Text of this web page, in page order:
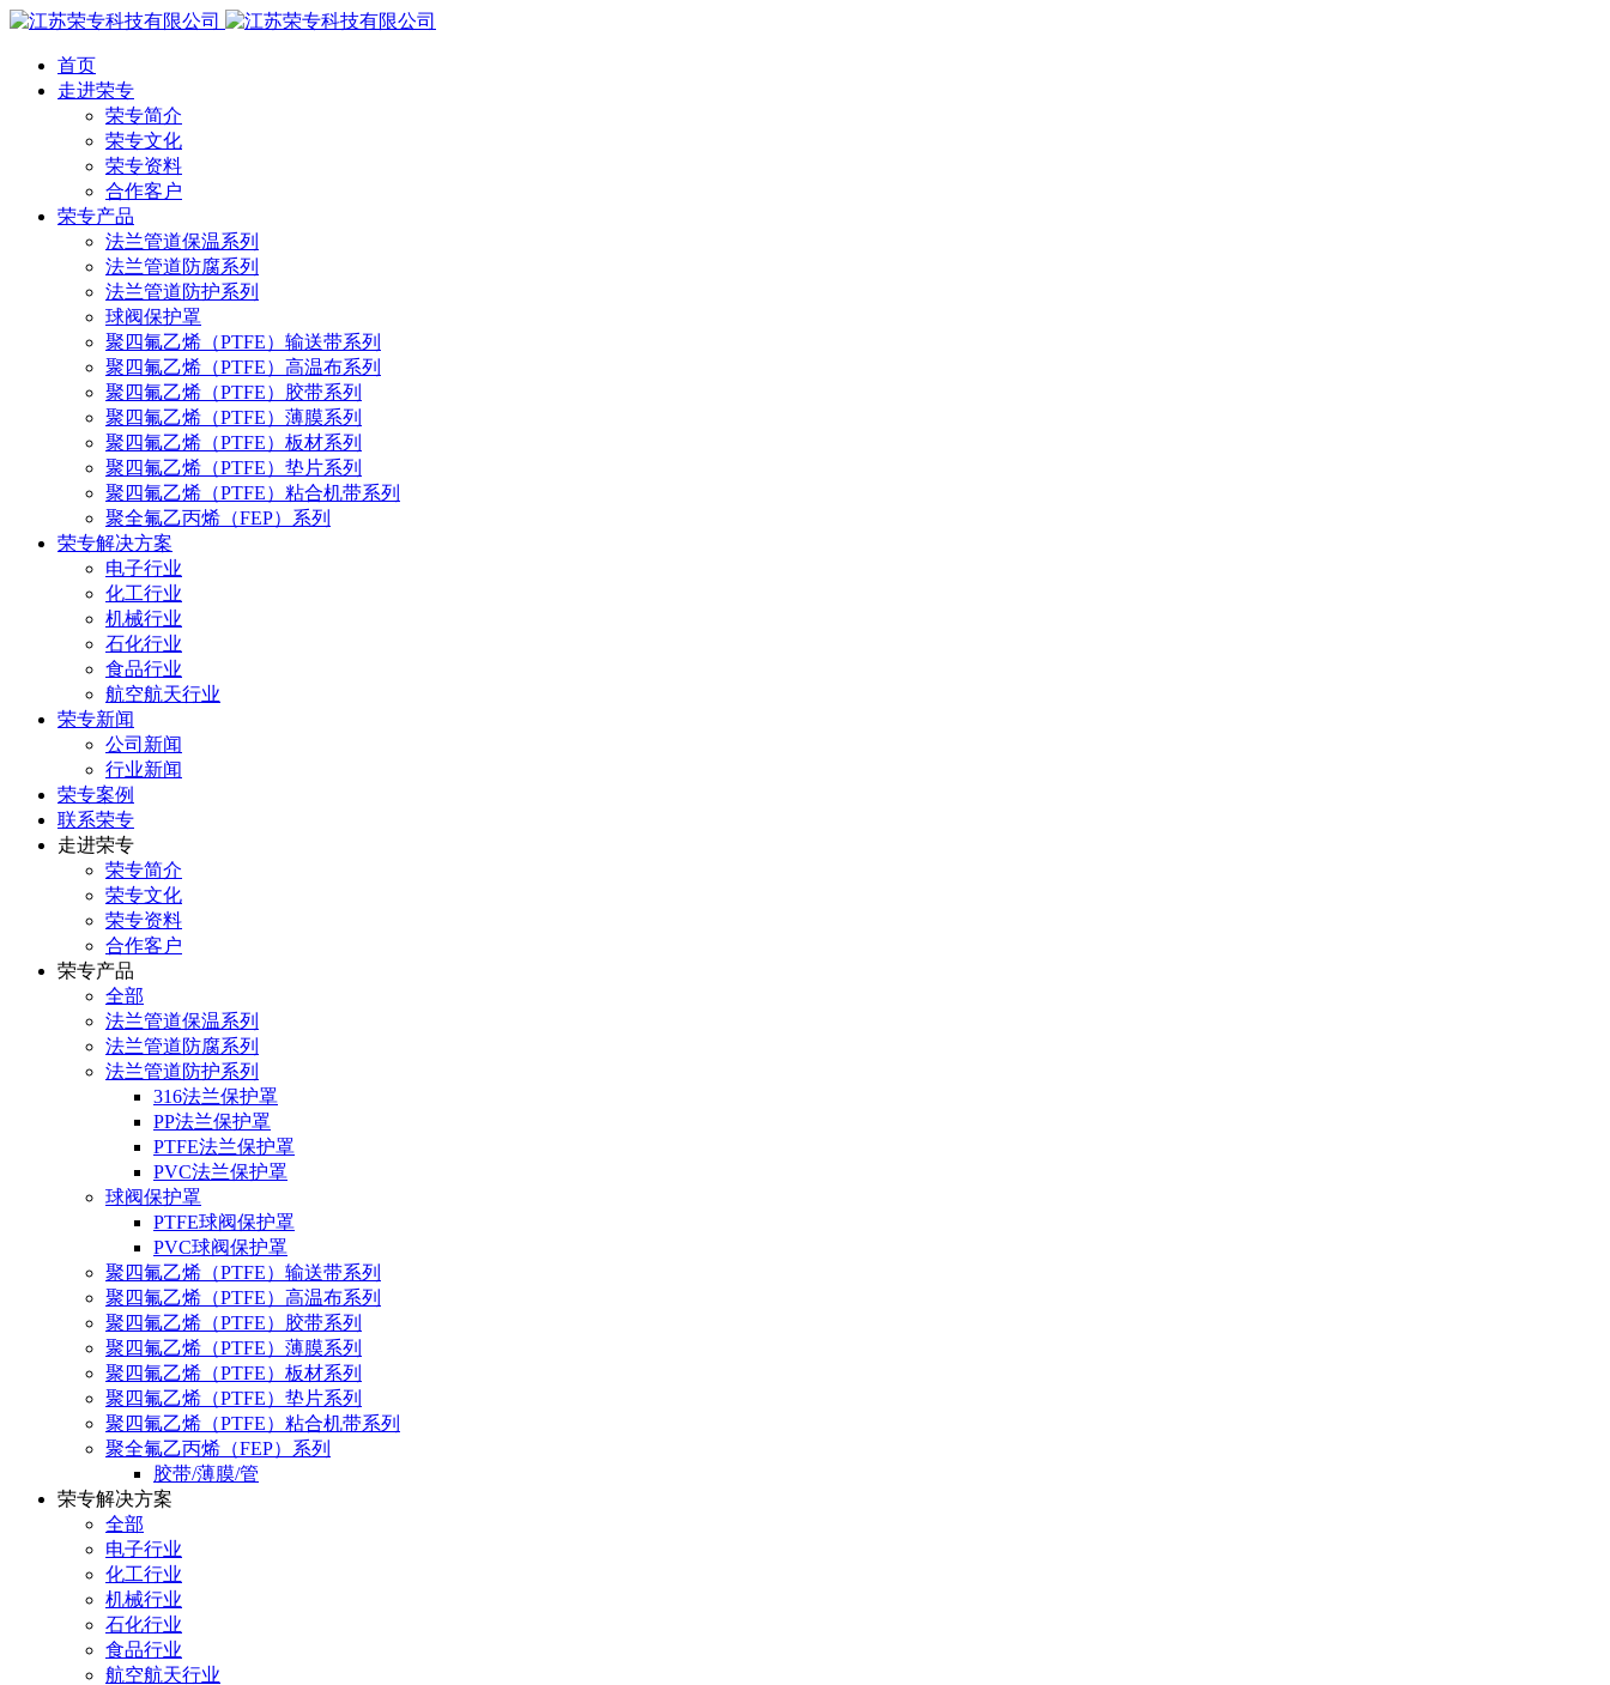
首页
走进荣专
荣专简介
荣专文化
荣专资料
合作客户
荣专产品
法兰管道保温系列
法兰管道防腐系列
法兰管道防护系列
球阀保护罩
聚四氟乙烯（PTFE）输送带系列
聚四氟乙烯（PTFE）高温布系列
聚四氟乙烯（PTFE）胶带系列
聚四氟乙烯（PTFE）薄膜系列
聚四氟乙烯（PTFE）板材系列
聚四氟乙烯（PTFE）垫片系列
聚四氟乙烯（PTFE）粘合机带系列
聚全氟乙丙烯（FEP）系列
荣专解决方案
电子行业
化工行业
机械行业
石化行业
食品行业
航空航天行业
荣专新闻
公司新闻
行业新闻
荣专案例
联系荣专
走进荣专
荣专简介
荣专文化
荣专资料
合作客户
荣专产品
全部
法兰管道保温系列
法兰管道防腐系列
法兰管道防护系列
316法兰保护罩
PP法兰保护罩
PTFE法兰保护罩
PVC法兰保护罩
球阀保护罩
PTFE球阀保护罩
PVC球阀保护罩
聚四氟乙烯（PTFE）输送带系列
聚四氟乙烯（PTFE）高温布系列
聚四氟乙烯（PTFE）胶带系列
聚四氟乙烯（PTFE）薄膜系列
聚四氟乙烯（PTFE）板材系列
聚四氟乙烯（PTFE）垫片系列
聚四氟乙烯（PTFE）粘合机带系列
聚全氟乙丙烯（FEP）系列
胶带/薄膜/管
荣专解决方案
全部
电子行业
化工行业
机械行业
石化行业
食品行业
航空航天行业